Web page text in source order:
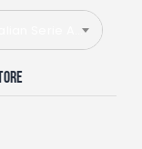
Italian Serie A 2022-2023